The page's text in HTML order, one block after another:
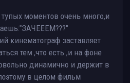
тупых моментов очень много,и
кинематограф заставляет
тем ,что есть ,и на фоне
динамично и держит в
в целом фильм